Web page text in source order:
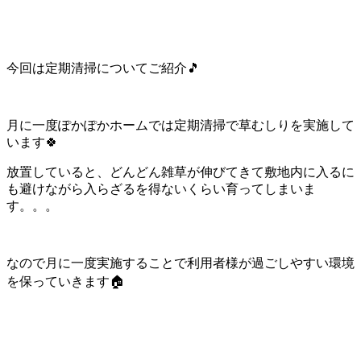
今回は定期清掃についてご紹介🎵
月に一度ぽかぽかホームでは定期清掃で草むしりを実施して
います🍀
放置していると、どんどん雑草が伸びてきて敷地内に入るに
も避けながら入らざるを得ないくらい育ってしまいま
す。。。
なので月に一度実施することで利用者様が過ごしやすい環境
を保っていきます🏠